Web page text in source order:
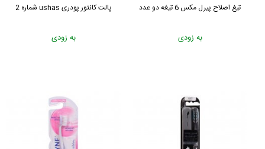
تیغ اصلاح پیرل مکس 6 تیغه دو عدد
به زودی
پالت کانتور پودری ushas شماره 2
به زودی